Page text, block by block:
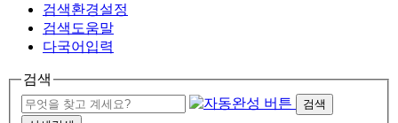
검색환경설정
검색도움말
다국어입력
검색
검색